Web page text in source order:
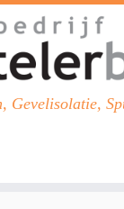
Gevelisolatie,